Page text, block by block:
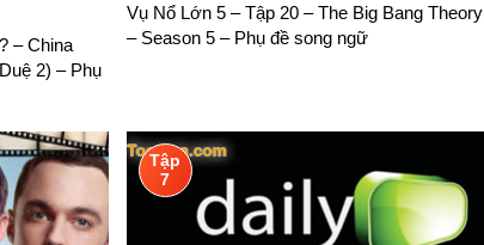
– China
2) – Phụ
Vụ Nổ Lớn 5 – Tập 20 – The Big Bang Theory
– Season 5 – Phụ đề song ngữ
Tập
7